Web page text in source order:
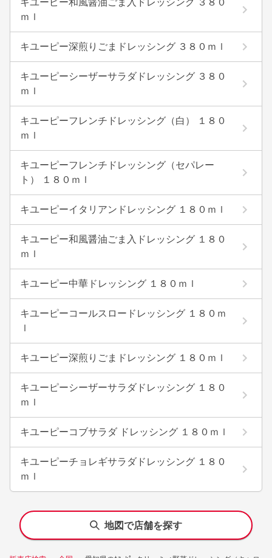
キユーピー和風醤油ごま入ドレッシング ３８０
ｍｌ
キユーピー深煎りごまドレッシング ３８０ｍｌ
キユーピーシーザーサラダドレッシング ３８０
ｍｌ
キユーピーフレンチドレッシング（白） １８０
ｍｌ
キユーピーフレンチドレッシング（セパレー
ト） １８０ｍｌ
キユーピーイタリアンドレッシング １８０ｍｌ
キユーピー和風醤油ごま入ドレッシング １８０
ｍｌ
キユーピー中華ドレッシング １８０ｍｌ
キユーピーコールスロードレッシング １８０ｍ
ｌ
キユーピー深煎りごまドレッシング １８０ｍｌ
キユーピーシーザーサラダドレッシング １８０
ｍｌ
キユーピーコブサラダ ドレッシング １８０ｍｌ
キユーピーチョレギサラダドレッシング １８０
ｍｌ
地図で店舗を探す